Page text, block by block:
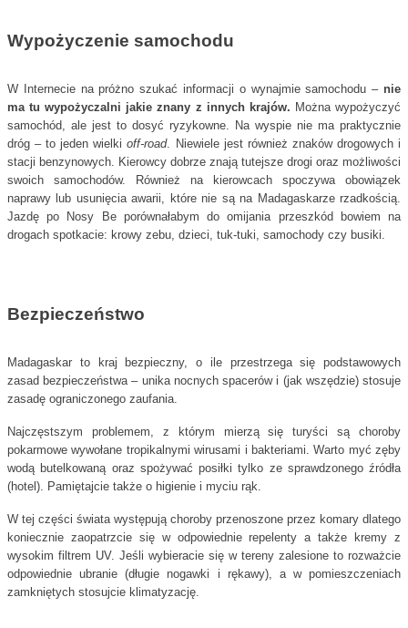
Wypożyczenie samochodu
W Internecie na próżno szukać informacji o wynajmie samochodu – nie
ma tu wypożyczalni jakie znany z innych krajów. Można wypożyczyć
samochód, ale jest to dosyć ryzykowne. Na wyspie nie ma praktycznie
dróg – to jeden wielkioff-road. Niewiele jest również znaków drogowych i
stacji benzynowych. Kierowcy dobrze znają tutejsze drogi oraz możliwości
swoich samochodów. Również na kierowcach spoczywa obowiązek
naprawy lub usunięcia awarii, które nie są na Madagaskarze rzadkością.
Jazdę po Nosy Be porównałabym do omijania przeszkód bowiem na
drogach spotkacie: krowy zebu, dzieci, tuk-tuki, samochody czy busiki.
Bezpieczeństwo
Madagaskar to kraj bezpieczny, o ile przestrzega się podstawowych
zasad bezpieczeństwa – unika nocnych spacerów i (jak wszędzie) stosuje
zasadę ograniczonego zaufania.
Najczęstszym problemem, z którym mierzą się turyści są choroby
pokarmowe wywołane tropikalnymi wirusami i bakteriami. Warto myć zęby
wodą butelkowaną oraz spożywać posiłki tylko ze sprawdzonego źródła
(hotel). Pamiętajcie także o higienie i myciu rąk.
W tej części świata występują choroby przenoszone przez komary dlatego
koniecznie zaopatrzcie się w odpowiednie repelenty a także kremy z
wysokim filtrem UV. Jeśli wybieracie się w tereny zalesione to rozważcie
odpowiednie ubranie (długie nogawki i rękawy), a w pomieszczeniach
zamkniętych stosujcie klimatyzację.